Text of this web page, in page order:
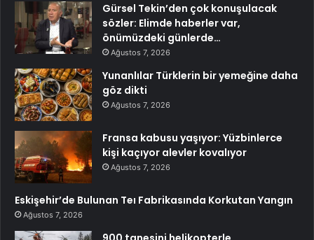
Gürsel Tekin’den çok konuşulacak
sözler: Elimde haberler var,
önümüzdeki günlerde…
Ağustos 7, 2026
Yunanlılar Türklerin bir yemeğine daha
göz dikti
Ağustos 7, 2026
Fransa kabusu yaşıyor: Yüzbinlerce
kişi kaçıyor alevler kovalıyor
Ağustos 7, 2026
Eskişehir’de Bulunan Teı Fabrikasında Korkutan Yangın
Ağustos 7, 2026